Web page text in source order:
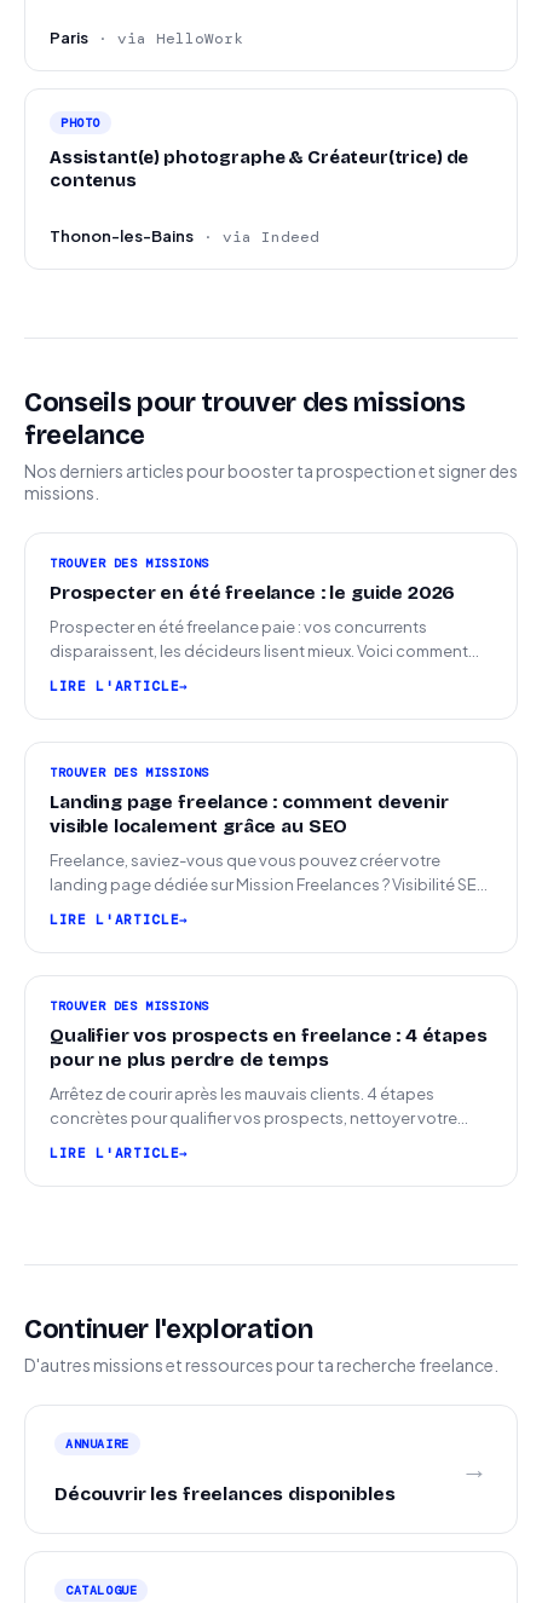
Paris · via HelloWork
PHOTO
Assistant(e) photographe & Créateur(trice) de
contenus
Thonon-les-Bains · via Indeed
Conseils pour trouver des missions
freelance
Nos derniers articles pour booster ta prospection et signer des
missions.
TROUVER DES MISSIONS
Prospecter en été freelance : le guide 2026
Prospecter en été freelance paie : vos concurrents
disparaissent, les décideurs lisent mieux. Voici comment
LIRE L'ARTICLE
TROUVER DES MISSIONS
Landing page freelance : comment devenir
visible localement grâce au SEO
Freelance, saviez-vous que vous pouvez créer votre
landing page dédiée sur Mission Freelances ? Visibilité SEO
LIRE L'ARTICLE
TROUVER DES MISSIONS
Qualifier vos prospects en freelance : 4 étapes
pour ne plus perdre de temps
Arrêtez de courir après les mauvais clients. 4 étapes
concrètes pour qualifier vos prospects, nettoyer votre
LIRE L'ARTICLE
Continuer l'exploration
D'autres missions et ressources pour ta recherche freelance.
ANNUAIRE
Découvrir les freelances disponibles
→
CATALOGUE